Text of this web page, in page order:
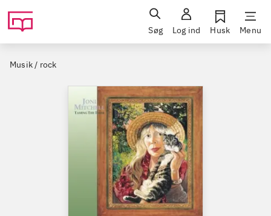
Søg Log ind Husk Menu
Musik / rock